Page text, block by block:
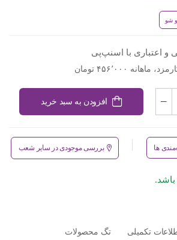
شو
اعتباری با اسنپ‌پی
افزودن به سبد خرید
ها بررسی موجودی در سایر شعب
تکمیلی تگ محصولات